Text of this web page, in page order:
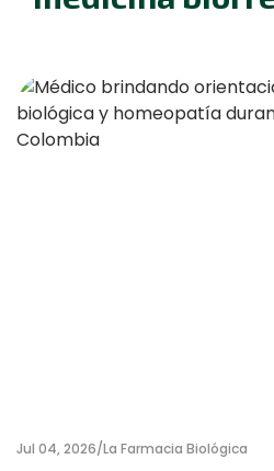
Jul 04, 2026 La Farmacia Biológica